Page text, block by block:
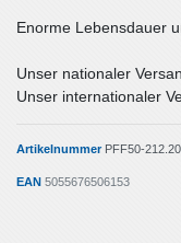
Enorme Lebensdauer
Unser nationaler
Unser internationaler
Artikelnummer PFF50-
EAN 5055676506153